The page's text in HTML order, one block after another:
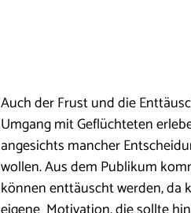
Auch der Frust und die
Umgang mit Geflüchteten
angesichts mancher
wollen. Aus dem Publikum
können enttäuscht werden, da